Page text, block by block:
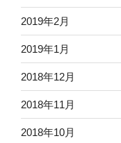
2019年2月
2019年1月
2018年12月
2018年11月
2018年10月